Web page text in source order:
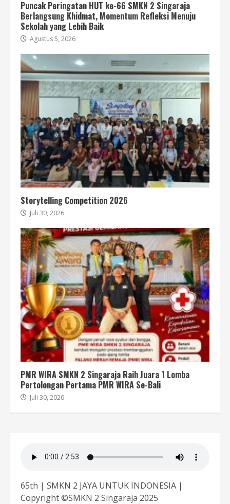
Puncak Peringatan HUT ke-66 SMKN 2 Singaraja
Berlangsung Khidmat, Momentum Refleksi Menuju
Sekolah yang Lebih Baik
Agustus 5, 2026
Storytelling Competition 2026
Juli 30, 2026
PMR WIRA SMKN 2 Singaraja Raih Juara 1 Lomba
Pertolongan Pertama PMR WIRA Se-Bali
Juli 30, 2026
65th | SMKN 2 JAYA UNTUK INDONESIA |
Copyright ©SMKN 2 Singaraja 2025